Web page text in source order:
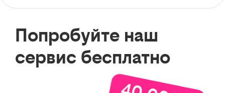
Попробуйте наш
сервис бесплатно